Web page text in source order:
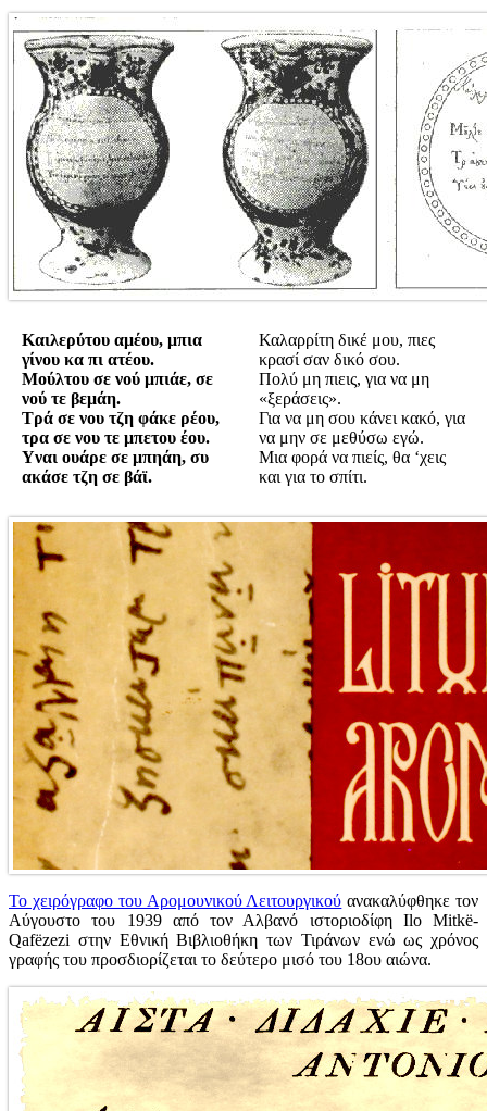
Καιλερύτου αμέου, μπια
γίνου κα πι ατέου.
Μούλτου σε νού μπιάε, σε
νού τε βεμάη.
Τρά σε νου τζη φάκε ρέου,
τρα σε νου τε μπετου έου.
Υναι ουάρε σε μπηάη, συ
ακάσε τζη σε βάϊ.
Καλαρρίτη δικέ μου, πιες
κρασί σαν δικό σου.
Πολύ μη πιεις, για να μη
«ξεράσεις».
Για να μη σου κάνει κακό, για
να μην σε μεθύσω εγώ.
Μια φορά να πιείς, θα ‘χεις
και για το σπίτι.
Το χειρόγραφο του Αρομουνικού Λειτουργικού ανακαλύφθηκε τον
Αύγουστο του 1939 από τον Αλβανό ιστοριοδίφη Ilo Mitkë-
Qafëzezi στην Εθνική Βιβλιοθήκη των Τιράνων ενώ ως χρόνος
γραφής του προσδιορίζεται το δεύτερο μισό του 18ου αιώνα.